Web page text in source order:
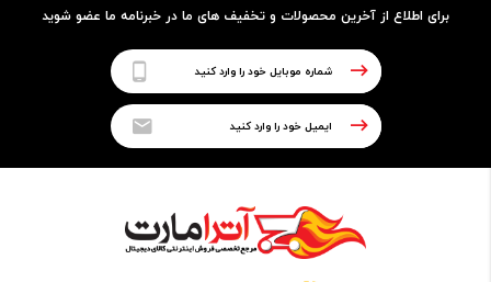
پردازنده
نوع پردازنده
برای اطلاع از آخرین محصولات و تخفیف های ما در خبرنامه ما عضو شوید